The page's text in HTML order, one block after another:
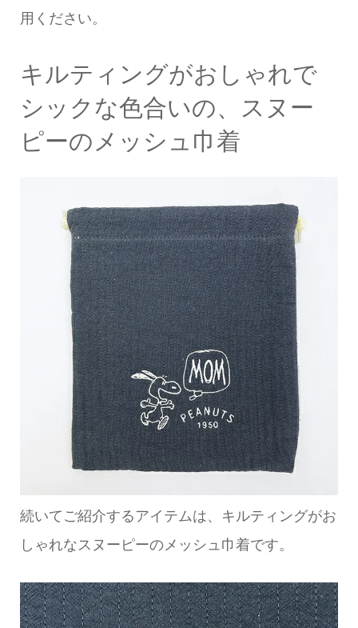
用ください。
キルティングがおしゃれで
シックな色合いの、スヌー
ピーのメッシュ巾着
続いてご紹介するアイテムは、キルティングがお
しゃれなスヌーピーのメッシュ巾着です。